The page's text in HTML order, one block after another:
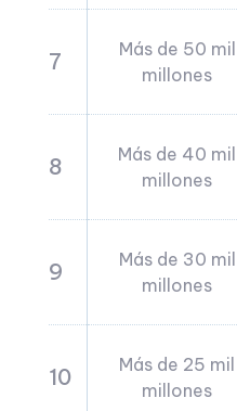
7
Más de 50 mil
millones
8
Más de 40 mil
millones
9
Más de 30 mil
millones
10
Más de 25 mil
millones